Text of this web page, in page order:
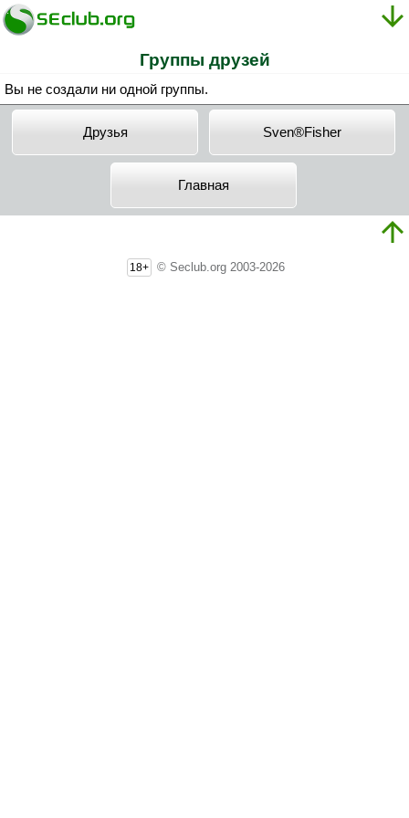
Группы друзей
Вы не создали ни одной группы.
Друзья Sven®Fisher
Главная
18+ © Seclub.org 2003-2026